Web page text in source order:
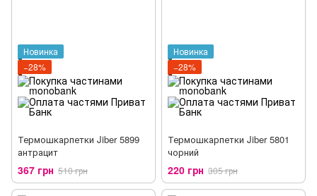
Новинка
−28%
Термошкарпетки Jiber 5899
антрацит
367 грн 510 грн
Новинка
−28%
Термошкарпетки Jiber 5801
чорний
220 грн 305 грн